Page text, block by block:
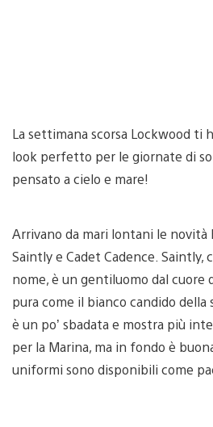
La settimana scorsa Lockwood ti
look perfetto per le giornate di
pensato a cielo e mare!
Arrivano da mari lontani le novità
Saintly e Cadet Cadence. Saintly,
nome, è un gentiluomo dal cuore
pura come il bianco candido della
è un po’ sbadata e mostra più
per la Marina, ma in fondo è
uniformi sono disponibili come